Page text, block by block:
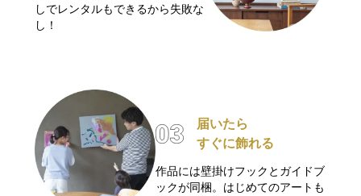
しでレンタルもできるから失敗な
し！
届いたら
すぐに飾れる
作品には壁掛けフックとガイドブ
ックが同梱。はじめてのアートも